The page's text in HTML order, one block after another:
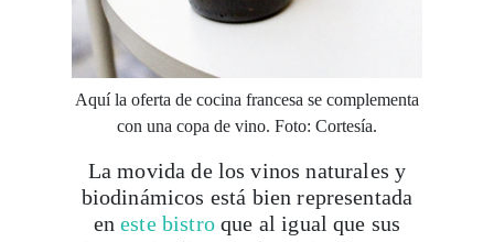
Aquí la oferta de cocina francesa se complementa
con una copa de vino. Foto: Cortesía.
La movida de los vinos naturales y
eneste bistro que al igual que sus
vinos se inclina por la cocina francesa
casera y honesta